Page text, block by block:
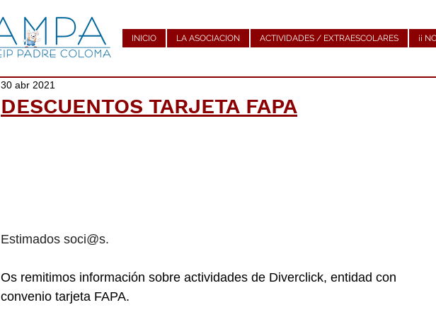
INICIO LA ASOCIACION ACTIVIDADES / EXTRAESCOLARES ¡¡
DESCUENTOS TARJETA FAPA
30 abr 2021
Estimados soci@s.
Os remitimos información sobre actividades de Diverclick, entidad con
convenio tarjeta FAPA.